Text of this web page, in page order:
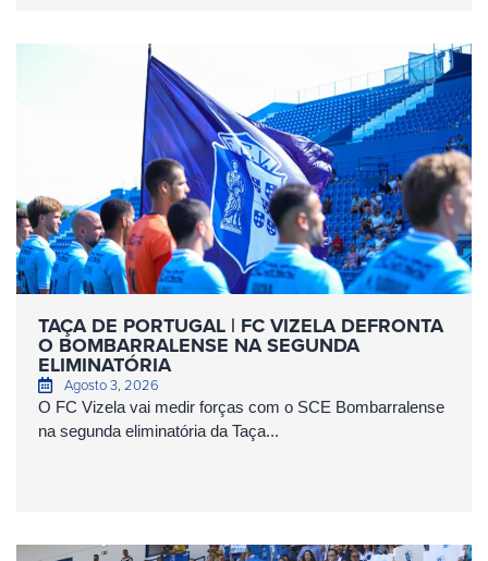
TAÇA DE PORTUGAL | FC VIZELA DEFRONTA
O BOMBARRALENSE NA SEGUNDA
ELIMINATÓRIA
Agosto 3, 2026
O FC Vizela vai medir forças com o SCE Bombarralense
na segunda eliminatória da Taça...